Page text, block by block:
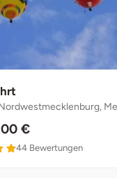
Mecklenburg-
€
4.9 von 5
44 Bewertungen